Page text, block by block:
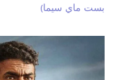
بست ماي سيما)